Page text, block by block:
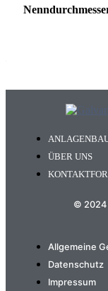
ÜBER UNS
© 2024
Allgemeine
Datenschutz
Impressum